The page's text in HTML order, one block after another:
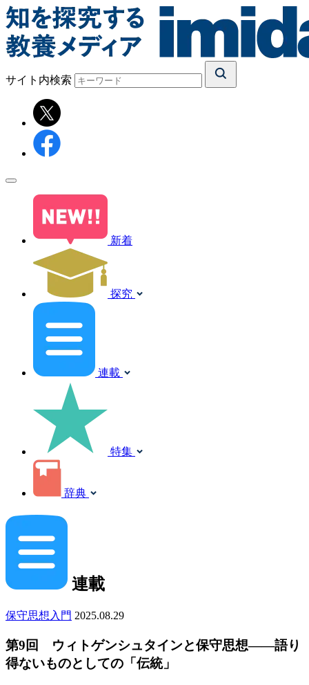
サイト内検索
新着
探究
連載
特集
辞典
連載
保守思想入門 2025.08.29
第9回 ウィトゲンシュタインと保守思想――語り
得ないものとしての「伝統」